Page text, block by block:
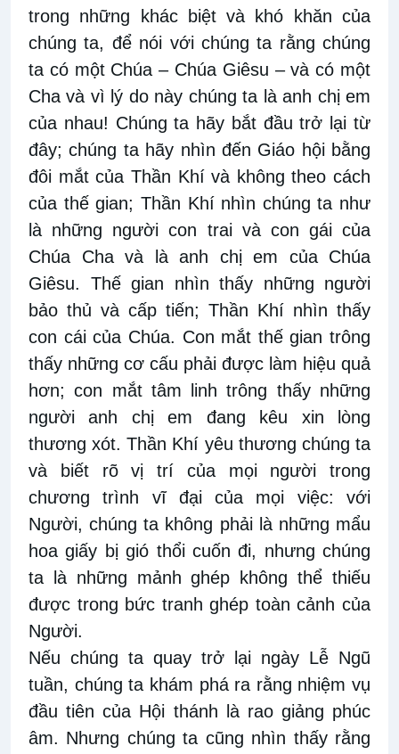
trong những khác biệt và khó khăn của
chúng ta, để nói với chúng ta rằng chúng
ta có một Chúa – Chúa Giêsu – và có một
Cha và vì lý do này chúng ta là anh chị em
của nhau! Chúng ta hãy bắt đầu trở lại từ
đây; chúng ta hãy nhìn đến Giáo hội bằng
đôi mắt của Thần Khí và không theo cách
của thế gian; Thần Khí nhìn chúng ta như
là những người con trai và con gái của
Chúa Cha và là anh chị em của Chúa
Giêsu. Thế gian nhìn thấy những người
bảo thủ và cấp tiến; Thần Khí nhìn thấy
con cái của Chúa. Con mắt thế gian trông
thấy những cơ cấu phải được làm hiệu quả
hơn; con mắt tâm linh trông thấy những
người anh chị em đang kêu xin lòng
thương xót. Thần Khí yêu thương chúng ta
và biết rõ vị trí của mọi người trong
chương trình vĩ đại của mọi việc: với
Người, chúng ta không phải là những mẩu
hoa giấy bị gió thổi cuốn đi, nhưng chúng
ta là những mảnh ghép không thể thiếu
được trong bức tranh ghép toàn cảnh của
Người.
Nếu chúng ta quay trở lại ngày Lễ Ngũ
tuần, chúng ta khám phá ra rằng nhiệm vụ
đầu tiên của Hội thánh là rao giảng phúc
âm. Nhưng chúng ta cũng nhìn thấy rằng